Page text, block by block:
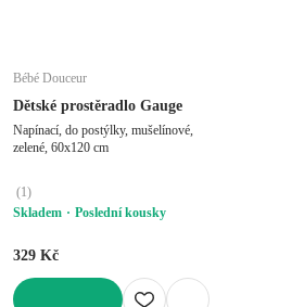
Bébé Douceur
Dětské prostěradlo Gauge
Napínací, do postýlky, mušelínové,
zelené, 60x120 cm
(1)
Skladem
Poslední kousky
329 Kč